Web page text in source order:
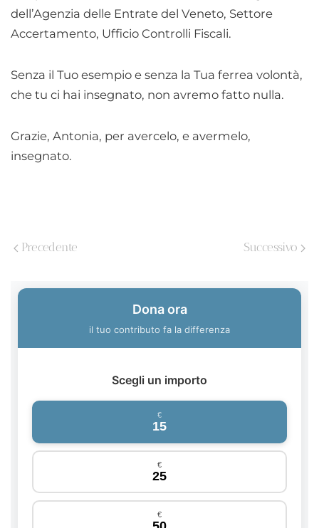
dell’Agenzia delle Entrate del Veneto, Settore
Accertamento, Ufficio Controlli Fiscali.
Senza il Tuo esempio e senza la Tua ferrea volontà,
che tu ci hai insegnato, non avremo fatto nulla.
Grazie, Antonia, per avercelo, e avermelo,
insegnato.
Precedente Successivo